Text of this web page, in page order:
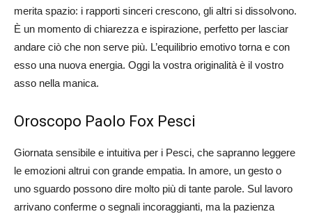
merita spazio: i rapporti sinceri crescono, gli altri si dissolvono.
È un momento di chiarezza e ispirazione, perfetto per lasciar
andare ciò che non serve più. L’equilibrio emotivo torna e con
esso una nuova energia. Oggi la vostra originalità è il vostro
asso nella manica.
Oroscopo Paolo Fox Pesci
Giornata sensibile e intuitiva per i Pesci, che sapranno leggere
le emozioni altrui con grande empatia. In amore, un gesto o
uno sguardo possono dire molto più di tante parole. Sul lavoro
arrivano conferme o segnali incoraggianti, ma la pazienza